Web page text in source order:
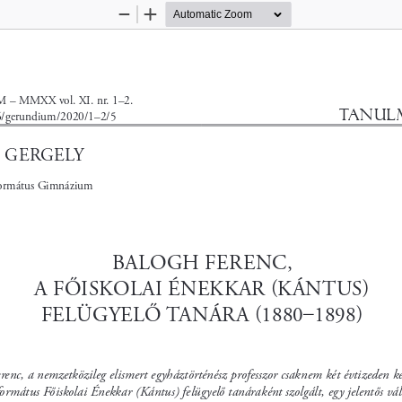
Zoom
Zoom
Gimnázium
BALOGH FERENC,
A FŐISKOLAI ÉNEKKAR (KÁNTUS)
FELÜGYELŐ TANÁRA (1880–1898)
a nemzetközileg elismert egyháztörténész professzor csaknem két évtizeden
Főiskolai Énekkar (Kántus) felügyelő tanáraként szolgált, egy jelentős
– MMXX vol. XI. nr. 1–2.
2020/1–2/5